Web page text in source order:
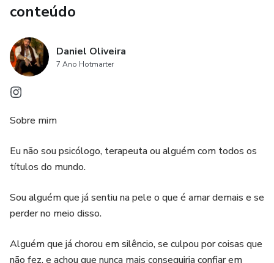
• E um novo olhar sobre o amor — começando pelo amor-
próprio.
Não é só um livro. É um passo em direção à sua paz
que você merece viver.
conteúdo
Daniel Oliveira
7 Ano Hotmarter
Sobre mim
Eu não sou psicólogo, terapeuta ou alguém com todos os
títulos do mundo.
Sou alguém que já sentiu na pele o que é amar demais e se
perder no meio disso.
Alguém que já chorou em silêncio, se culpou por coisas que
não fez, e achou que nunca mais conseguiria confiar em